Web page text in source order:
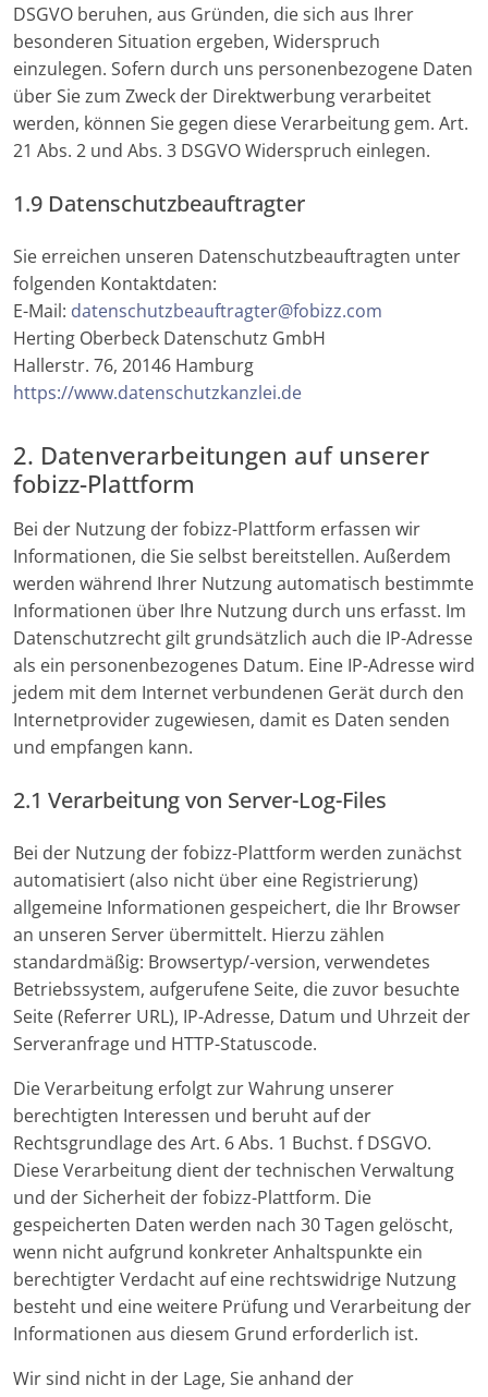
DSGVO beruhen, aus Gründen, die sich aus Ihrer
besonderen Situation ergeben, Widerspruch
einzulegen. Sofern durch uns personenbezogene Daten
über Sie zum Zweck der Direktwerbung verarbeitet
werden, können Sie gegen diese Verarbeitung gem. Art.
21 Abs. 2 und Abs. 3 DSGVO Widerspruch einlegen.
1.9 Datenschutzbeauftragter
Sie erreichen unseren Datenschutzbeauftragten unter
folgenden Kontaktdaten:
E-Mail: datenschutzbeauftragter@fobizz.com
Herting Oberbeck Datenschutz GmbH
Hallerstr. 76, 20146 Hamburg
https://www.datenschutzkanzlei.de
2. Datenverarbeitungen auf unserer
fobizz-Plattform
Bei der Nutzung der fobizz-Plattform erfassen wir
Informationen, die Sie selbst bereitstellen. Außerdem
werden während Ihrer Nutzung automatisch bestimmte
Informationen über Ihre Nutzung durch uns erfasst. Im
Datenschutzrecht gilt grundsätzlich auch die IP-Adresse
als ein personenbezogenes Datum. Eine IP-Adresse wird
jedem mit dem Internet verbundenen Gerät durch den
Internetprovider zugewiesen, damit es Daten senden
und empfangen kann.
2.1 Verarbeitung von Server-Log-Files
Bei der Nutzung der fobizz-Plattform werden zunächst
automatisiert (also nicht über eine Registrierung)
allgemeine Informationen gespeichert, die Ihr Browser
an unseren Server übermittelt. Hierzu zählen
standardmäßig: Browsertyp/-version, verwendetes
Betriebssystem, aufgerufene Seite, die zuvor besuchte
Seite (Referrer URL), IP-Adresse, Datum und Uhrzeit der
Serveranfrage und HTTP-Statuscode.
Die Verarbeitung erfolgt zur Wahrung unserer
berechtigten Interessen und beruht auf der
Rechtsgrundlage des Art. 6 Abs. 1 Buchst. f DSGVO.
Diese Verarbeitung dient der technischen Verwaltung
und der Sicherheit der fobizz-Plattform. Die
gespeicherten Daten werden nach 30 Tagen gelöscht,
wenn nicht aufgrund konkreter Anhaltspunkte ein
berechtigter Verdacht auf eine rechtswidrige Nutzung
besteht und eine weitere Prüfung und Verarbeitung der
Informationen aus diesem Grund erforderlich ist.
Wir sind nicht in der Lage, Sie anhand der